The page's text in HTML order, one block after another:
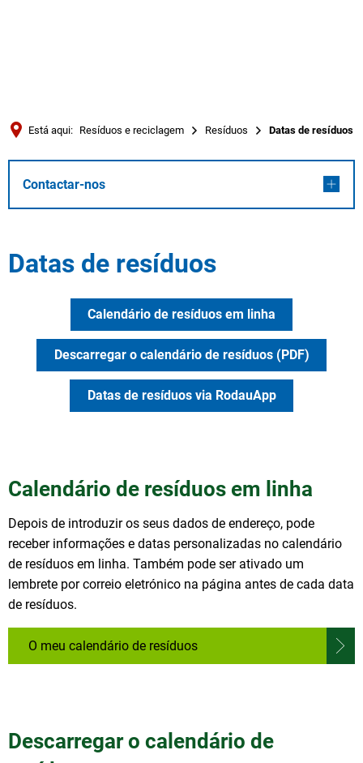
Está aqui: Resíduos e reciclagem Resíduos Datas de resíduos
Contactar-nos
Datas de resíduos
Calendário de resíduos em linha
Descarregar o calendário de resíduos (PDF)
Datas de resíduos via RodauApp
Calendário de resíduos em linha
Depois de introduzir os seus dados de endereço, pode
receber informações e datas personalizadas no calendário
de resíduos em linha. Também pode ser ativado um
lembrete por correio eletrónico na página antes de cada data
de resíduos.
O meu calendário de resíduos
Descarregar o calendário de